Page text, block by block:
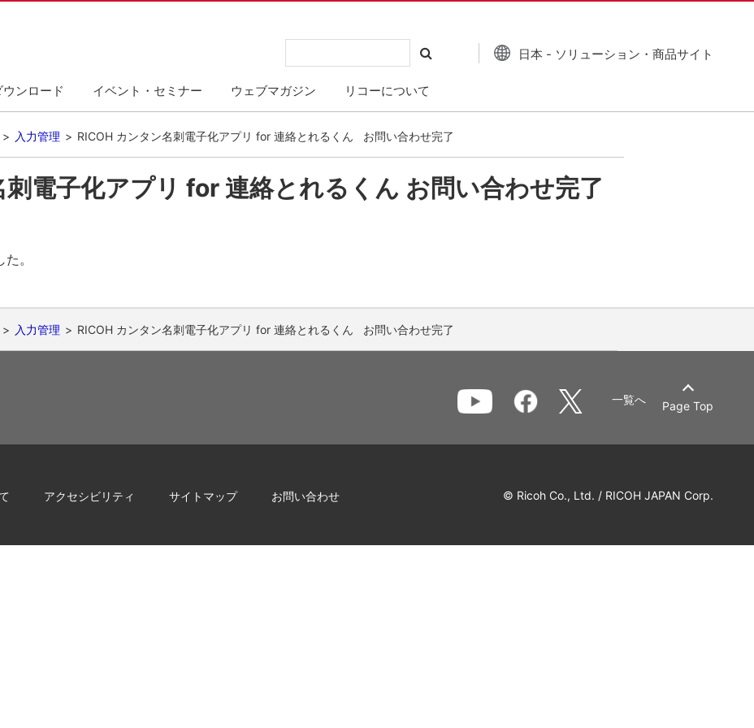
ンロード イベント・セミナー ウェブマガジン リコーについて
日本 - ソリューション・商品サイト
入力管理 RICOH カンタン名刺電子化アプリ for 連絡とれるくん お問い合わせ完了
電子化アプリ for 連絡とれるくん お問い合わせ完了
。
入力管理 RICOH カンタン名刺電子化アプリ for 連絡とれるくん お問い合わせ完了
Page Top
一覧へ
アクセシビリティ サイトマップ お問い合わせ © Ricoh Co., Ltd. / RICOH JAPAN Corp.